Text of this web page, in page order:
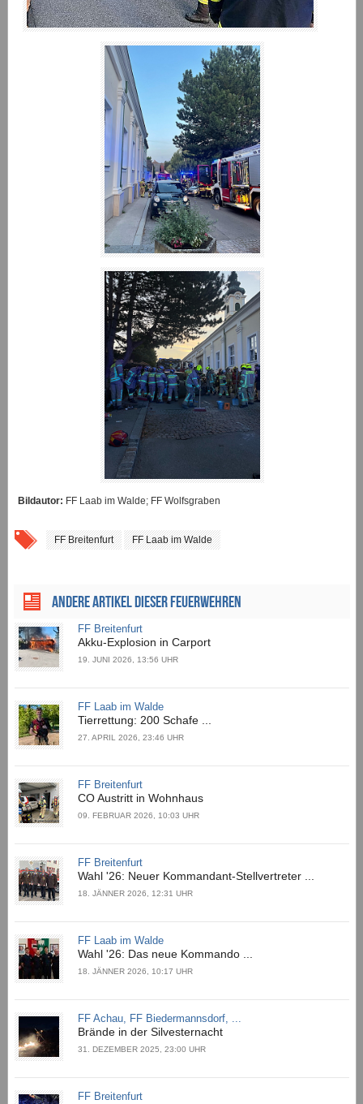
Bildautor: FF Laab im Walde; FF Wolfsgraben
FF Breitenfurt FF Laab im Walde
ANDERE ARTIKEL DIESER FEUERWEHREN
FF Breitenfurt
Akku-Explosion in Carport
19. JUNI 2026, 13:56 UHR
FF Laab im Walde
Tierrettung: 200 Schafe ...
27. APRIL 2026, 23:46 UHR
FF Breitenfurt
CO Austritt in Wohnhaus
09. FEBRUAR 2026, 10:03 UHR
FF Breitenfurt
Wahl '26: Neuer Kommandant-Stellvertreter ...
18. JÄNNER 2026, 12:31 UHR
FF Laab im Walde
Wahl '26: Das neue Kommando ...
18. JÄNNER 2026, 10:17 UHR
FF Achau, FF Biedermannsdorf, ...
Brände in der Silvesternacht
31. DEZEMBER 2025, 23:00 UHR
FF Breitenfurt